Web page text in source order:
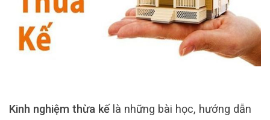
Kinh nghiệm thừa kếlà những bài học, hướng dẫn